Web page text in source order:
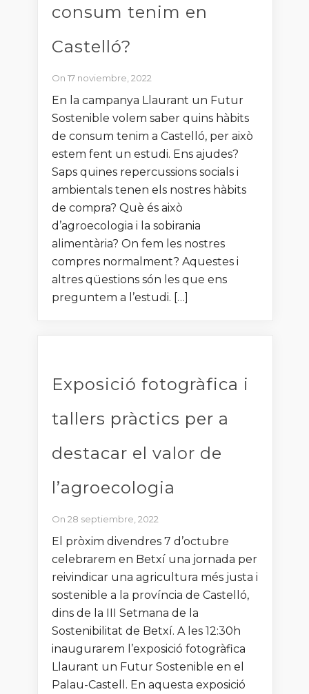
consum tenim en
Castelló?
On 17 noviembre, 2022
En la campanya Llaurant un Futur
Sostenible volem saber quins hàbits
de consum tenim a Castelló, per això
estem fent un estudi. Ens ajudes?
Saps quines repercussions socials i
ambientals tenen els nostres hàbits
de compra? Què és això
d’agroecologia i la sobirania
alimentària? On fem les nostres
compres normalment? Aquestes i
altres qüestions són les que ens
preguntem a l’estudi. […]
Exposició fotogràfica i
tallers pràctics per a
destacar el valor de
l’agroecologia
On 28 septiembre, 2022
El pròxim divendres 7 d’octubre
celebrarem en Betxí una jornada per
reivindicar una agricultura més justa i
sostenible a la província de Castelló,
dins de la III Setmana de la
Sostenibilitat de Betxí. A les 12:30h
inaugurarem l’exposició fotogràfica
Llaurant un Futur Sostenible en el
Palau-Castell. En aquesta exposició